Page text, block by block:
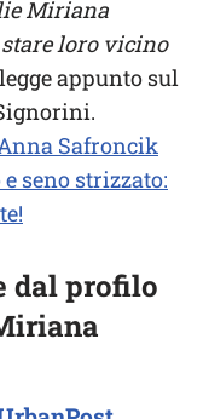
Miriana
loro vicino
appunto sul
Safroncik
seno strizzato:
dal profilo